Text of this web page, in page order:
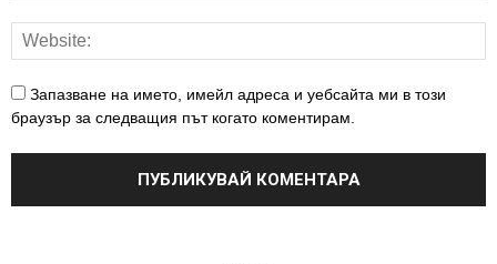
Запазване на името, имейл адреса и уебсайта ми в този
браузър за следващия път когато коментирам.